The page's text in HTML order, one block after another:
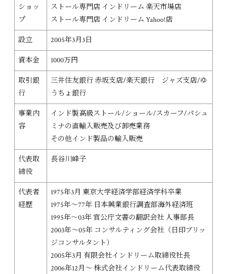
ショッ
プ
ストール専門店 インドリーム 楽天市場店
ストール専門店 インドリーム Yahoo!店
設立 2005年3月3日
資本金 1000万円
取引銀
行
三井住友銀行 赤坂支店/楽天銀行 ジャズ支店/ゆ
うちょ銀行
事業内
容
インド製高級ストール/ショール/スカーフ/パシュ
ミナの直輸入販売及び卸売業務
その他インド製品の輸入販売
代表取
締役
長谷川峰子
代表者
経歴
1975年3月 東京大学経済学部経済学科卒業
1975年～77年 日本興業銀行調査部海外経済班
1995年～03年 官公庁文書の翻訳会社 人事部長
2003年～05年 コンサルティング会社（日印ブリッ
ジコンサルタント）
2005年3月 有限会社インドリーム取締役社長
2006年12月～ 株式会社インドリーム代表取締役